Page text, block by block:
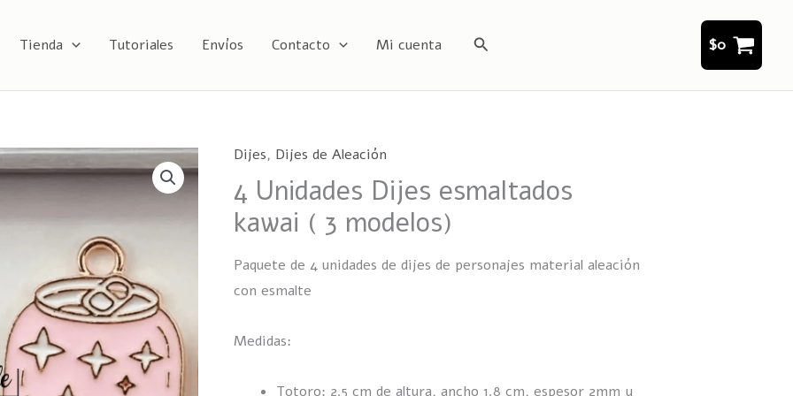
Tienda Tutoriales Envíos Contacto Mi cuenta Buscar $0
Dijes, Dijes de Aleación
4 Unidades Dijes esmaltados
kawai ( 3 modelos)
Paquete de 4 unidades de dijes de personajes material aleación
con esmalte
Medidas:
Totoro: 2.5 cm de altura, ancho 1.8 cm, espesor 2mm y